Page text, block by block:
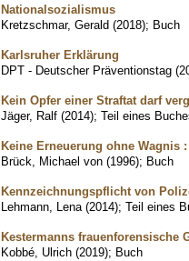
Nationalsozialismus
Kretzschmar, Gerald (2018); Buch
Karlsruher Erklärung
DPT - Deutscher Präventionstag (
Kein Opfer einer Straftat darf
Jäger, Ralf (2014); Teil eines
Keine Erneuerung ohne
Brück, Michael von (1996); Buch
Kennzeichnungspflicht von
Lehmann, Lena (2014); Teil eines
Kestermanns frauenforensische
Kobbé, Ulrich (2019); Buch